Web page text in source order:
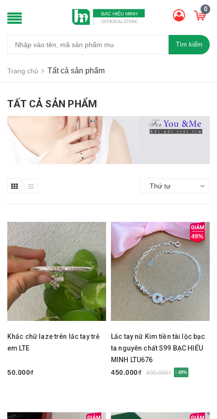
0
Tìm kiếm
Trang chủ Tất cả sản phẩm
TẤT CẢ SẢN PHẨM
Thứ tự
Khắc chữ laze trên lắc tay trẻ
em LTE
50.000₫
49%
Lắc tay nữ Kim tiền tài lộc bạc
ta nguyên chất S99 BẠC HIỂU
MINH LTU676
450.000₫
890.000₫ - 49%